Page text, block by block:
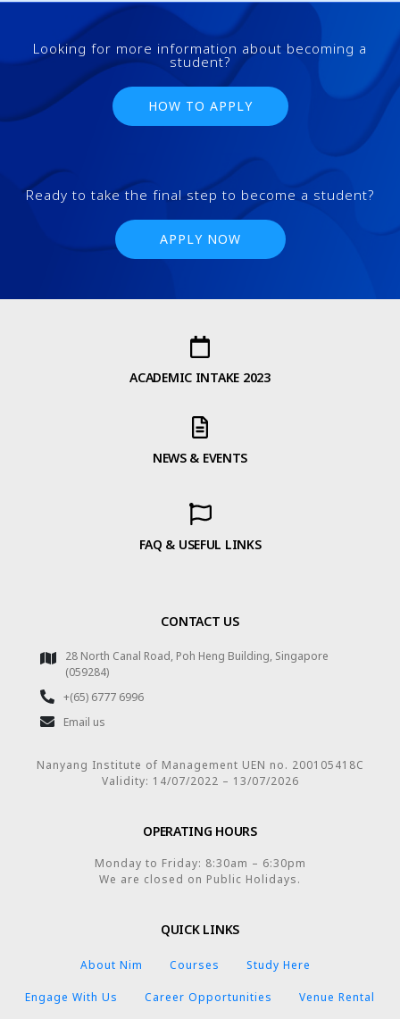
Looking for more information about becoming a
student?
HOW TO APPLY
Ready to take the final step to become a student?
APPLY NOW
ACADEMIC INTAKE 2023
NEWS & EVENTS
FAQ & USEFUL LINKS
CONTACT US
28 North Canal Road, Poh Heng Building, Singapore
(059284)
+(65) 6777 6996
Email us
Nanyang Institute of Management UEN no. 200105418C
Validity: 14/07/2022 – 13/07/2026
OPERATING HOURS
Monday to Friday: 8:30am – 6:30pm
We are closed on Public Holidays.
QUICK LINKS
About Nim Courses Study Here
Engage With Us Career Opportunities Venue Rental